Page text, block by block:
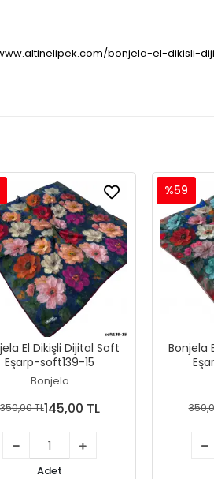
bonjela-el-dikisli-
El Dikişli Dijital Soft
Eşarp-soft139-15
Bonjela
350,00 TL145,00 TL
Adet
Bonjela
%59